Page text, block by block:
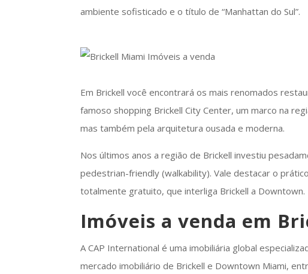
ambiente sofisticado e o título de “Manhattan do Sul”.
Em Brickell você encontrará os mais renomados
famoso shopping Brickell City Center, um marco na
mas também pela arquitetura ousada e moderna.
Nos últimos anos a região de Brickell investiu
pedestrian-friendly (walkability). Vale destacar o
totalmente gratuito, que interliga Brickell a Downtown.
Imóveis a venda em
A CAP International é uma imobiliária global
mercado imobiliário de Brickell e Downtown Miami,